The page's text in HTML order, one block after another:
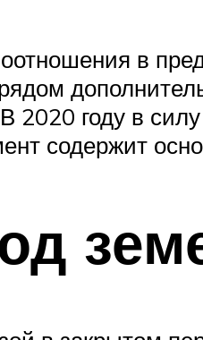
в
2020 году в
содержит